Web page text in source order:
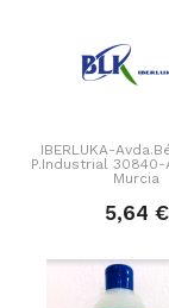
IBERLUKA-
P.Industrial 30840-
Murcia
5,64 €